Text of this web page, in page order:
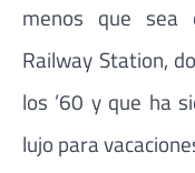
menos que sea
Railway Station,
los ’60 y que ha
lujo para